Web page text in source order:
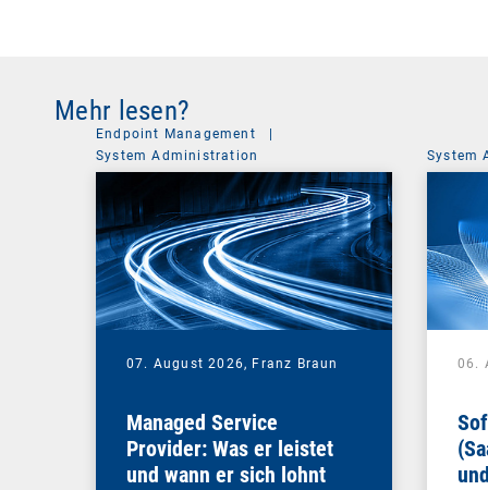
Mehr lesen?
Endpoint Management
System Administration
07. August 2026, Franz Braun
Managed Service
Provider: Was er leistet
und wann er sich lohnt
System
06.